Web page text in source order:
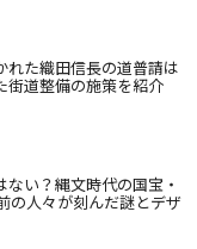
れた織田信長の道普請は
街道整備の施策を紹介
い？縄文時代の国宝・
の人々が刻んだ謎とデザ